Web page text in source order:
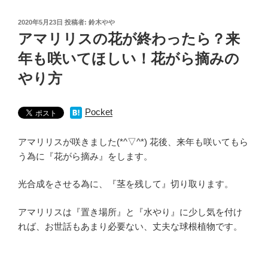
投
稿
日:
2020年5月23日 投稿者: 鈴木やや
アマリリスの花が終わったら？来
年も咲いてほしい！花がら摘みの
やり方
Pocket
アマリリスが咲きました(*^▽^*) 花後、来年も咲いてもら
う為に『花がら摘み』をします。
光合成をさせる為に、『茎を残して』切り取ります。
アマリリスは『置き場所』と『水やり』に少し気を付け
れば、お世話もあまり必要ない、丈夫な球根植物です。